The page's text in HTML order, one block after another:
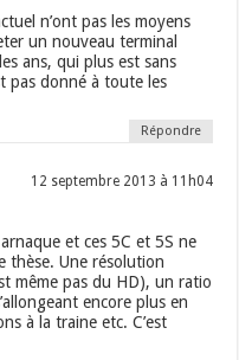
n’ont pas les moyens
un nouveau terminal
ans, qui plus est sans
pas donné à toute les
Répondre
12 septembre 2013 à 11h04
et ces 5C et 5S ne
thèse. Une résolution
même pas du HD), un ratio
encore plus en
à la traine etc. C’est